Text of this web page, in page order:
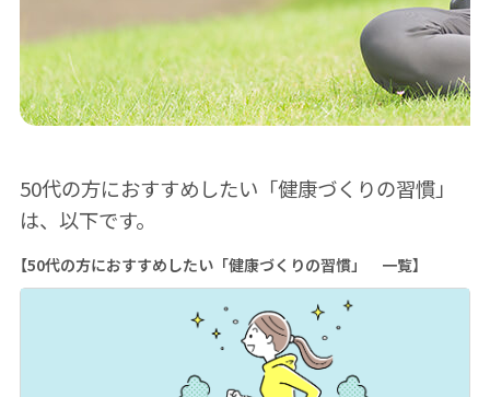
50代の方におすすめしたい「健康づくりの習慣」
は、以下です。
【50代の方におすすめしたい「健康づくりの習慣」 一覧】